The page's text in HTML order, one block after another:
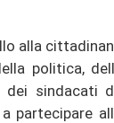
alla
politica,
dei sindacati
partecipare